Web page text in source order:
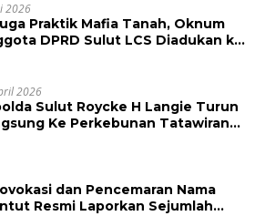
2026
Praktik Mafia Tanah, Oknum
DPRD Sulut LCS Diadukan ke
2026
Sulut Roycke H Langie Turun
Ke Perkebunan Tatawiran
dan Pencemaran Nama
Resmi Laporkan Sejumlah